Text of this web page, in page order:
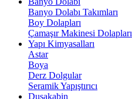
Banyo Dolabı Takımları
Boy Dolapları
Çamaşır Makinesi Dolapları
Yapı Kimyasalları
Astar
Boya
Derz Dolgular
Seramik Yapıştırıcı
Duşakabin